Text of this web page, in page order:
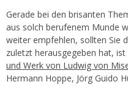
Gerade bei den brisanten
aus solch berufenem Munde
weiter empfehlen, sollten Sie
zuletzt herausgegeben hat, ist
und Werk von Ludwig von
Hermann Hoppe, Jörg Guido